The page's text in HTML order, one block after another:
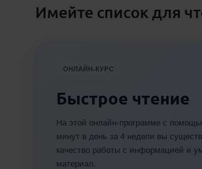
Имейте список для
ОНЛАЙН-КУРС
Быстрое чтение
На этой онлайн-программе с
минут в день за 4 недели вы
качество работы с информацией и
материал.